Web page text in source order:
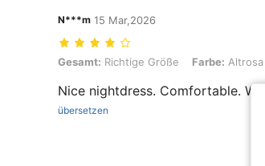
N***m 15 Mar,2026
Gesamt: Richtige Größe, Farbe: Altrosa,
Gesamt: Richtige Größe Farbe: Altrosa
Nice nightdress. Comfortable.
übersetzen